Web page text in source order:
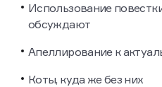
Использование
обсуждают
Апеллирование к
Коты, куда же без них